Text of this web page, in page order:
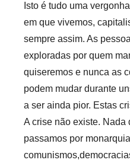
Isto é tudo uma
em que vivemos,
sempre assim. As
exploradas por quem
quiseremos e nunca as
podem mudar durante
a ser ainda pior. Estas
A crise não existe. Nada
passamos por